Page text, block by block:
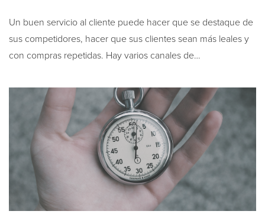
Un buen servicio al cliente puede hacer que se destaque de
sus competidores, hacer que sus clientes sean más leales y
con compras repetidas. Hay varios canales de…